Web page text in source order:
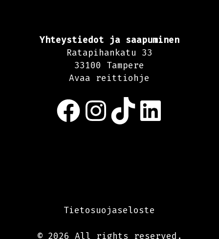
Yhteystiedot ja saapuminen
Ratapihankatu 33
33100 Tampere
Avaa reittiohje
FacebookInstagram
TikTokLinkedIn
Tietosuojaseloste
© 2026 All rights reserved.